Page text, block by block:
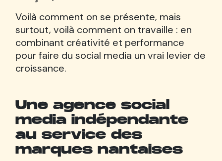
Voilà comment on se présente, mais
surtout, voilà comment on travaille : en
combinant créativité et performance
pour faire du social media un vrai levier de
croissance.
Une agence social
media indépendante
au service des
marques nantaises